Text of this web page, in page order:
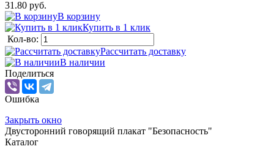
31.80 руб.
В корзину
Купить в 1 клик
Кол-во:
Рассчитать доставку
В наличии
Поделиться
Ошибка
Закрыть окно
Двусторонний говорящий плакат "Безопасность"
Каталог